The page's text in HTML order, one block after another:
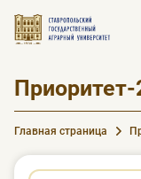
Приоритет-
Главная страница